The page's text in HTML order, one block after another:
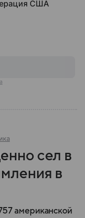
США
сел в
в
американской